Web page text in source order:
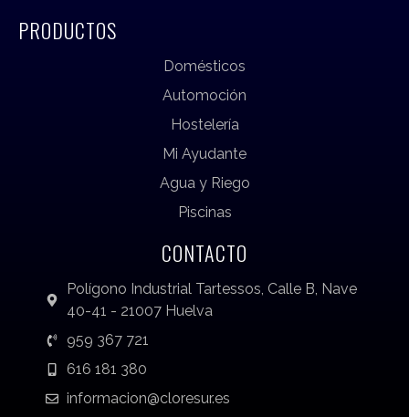
PRODUCTOS
Domésticos
Automoción
Hostelería
Mi Ayudante
Agua y Riego
Piscinas
CONTACTO
Polígono Industrial Tartessos, Calle B, Nave
40-41 - 21007 Huelva
959 367 721
616 181 380
informacion@cloresur.es